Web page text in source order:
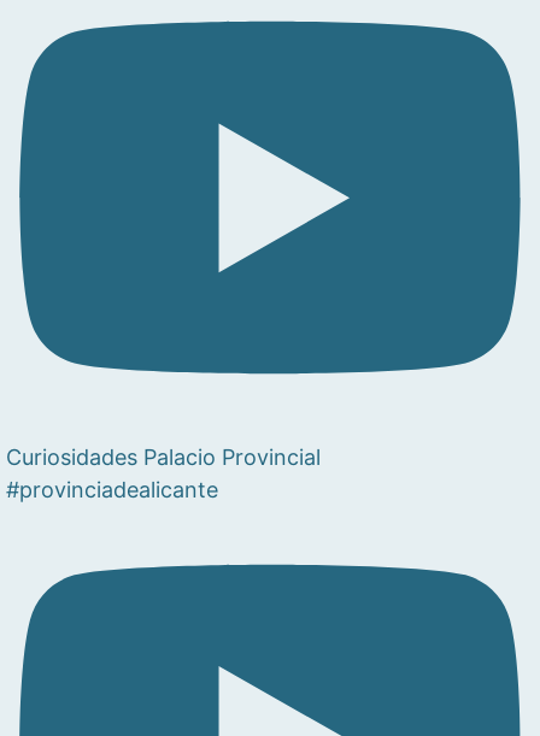
Curiosidades Palacio Provincial
#provinciadealicante